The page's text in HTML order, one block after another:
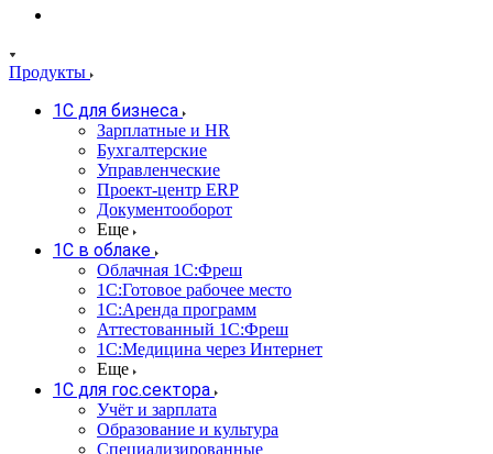
Продукты
1С для бизнеса
Зарплатные и HR
Бухгалтерские
Управленческие
Проект-центр ERP
Документооборот
Еще
1C в облаке
Облачная 1С:Фреш
1С:Готовое рабочее место
1C:Аренда программ
Аттестованный 1С:Фреш
1С:Медицина через Интернет
Еще
1С для гос.сектора
Учёт и зарплата
Образование и культура
Специализированные